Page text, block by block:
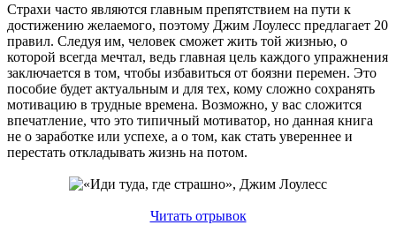
Страхи часто являются главным препятствием на пути к
достижению желаемого, поэтому Джим Лоулесс предлагает 20
правил. Следуя им, человек сможет жить той жизнью, о
которой всегда мечтал, ведь главная цель каждого упражнения
заключается в том, чтобы избавиться от боязни перемен. Это
пособие будет актуальным и для тех, кому сложно сохранять
мотивацию в трудные времена. Возможно, у вас сложится
впечатление, что это типичный мотиватор, но данная книга
не о заработке или успехе, а о том, как стать увереннее и
перестать откладывать жизнь на потом.
Читать отрывок